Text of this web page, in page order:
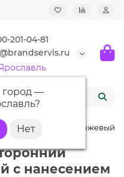
201-04-81
—
?
WINNER, оранжевый
с нанесением